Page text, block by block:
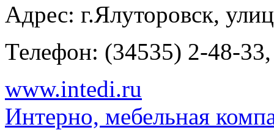
Адрес: г.Ялуторовск,
Телефон: (34535) 2-48-
www.intedi.ru
Интерно, мебельная